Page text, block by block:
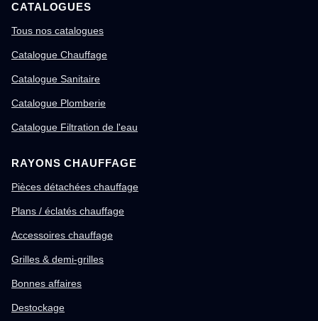
CATALOGUES
Tous nos catalogues
Catalogue Chauffage
Catalogue Sanitaire
Catalogue Plomberie
Catalogue Filtration de l'eau
RAYONS CHAUFFAGE
Pièces détachées chauffage
Plans / éclatés chauffage
Accessoires chauffage
Grilles & demi-grilles
Bonnes affaires
Destockage